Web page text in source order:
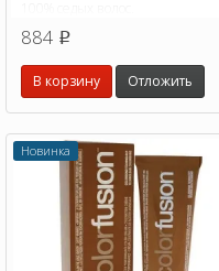
884 p
В корзину Отложить
Новинка